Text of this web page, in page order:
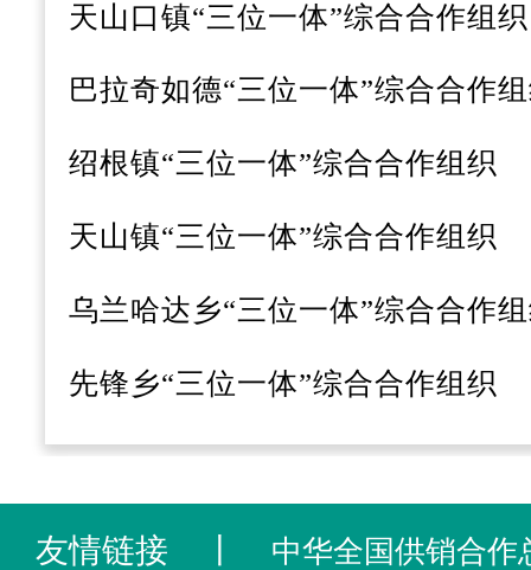
天山口镇“三位一体”综合合作组织
巴拉奇如德“三位一体”综合合作
绍根镇“三位一体”综合合作组织
天山镇“三位一体”综合合作组织
乌兰哈达乡“三位一体”综合合作
先锋乡“三位一体”综合合作组织
友情链接 中华全国供销合作